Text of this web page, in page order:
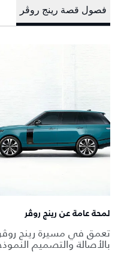
فصول قصة رينج روڤر
لمحة عامة عن رينج روڤر
تعمق في مسيرة رينج روڤر
بالأصالة والتصميم